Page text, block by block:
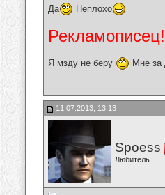
Да
Неплохо
Я мзду не беру Мне за
11.07.2013, 13:13
Spoess
Любитель